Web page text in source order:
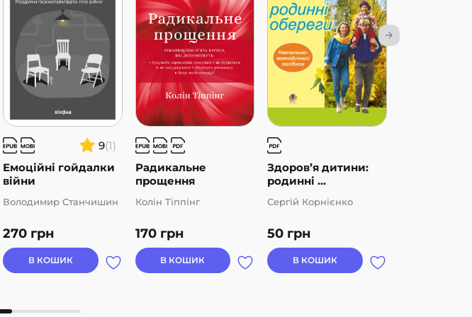
9(1)
Емоційні гойдалки
війни
270 грн
Володимир Станчишин
В КОШИК
Радикальне
прощення
170 грн
Колін Тіппінг
В КОШИК
Здоров’я дитини:
родинні ...
50 грн
Сергій Корнієнко
В КОШИК